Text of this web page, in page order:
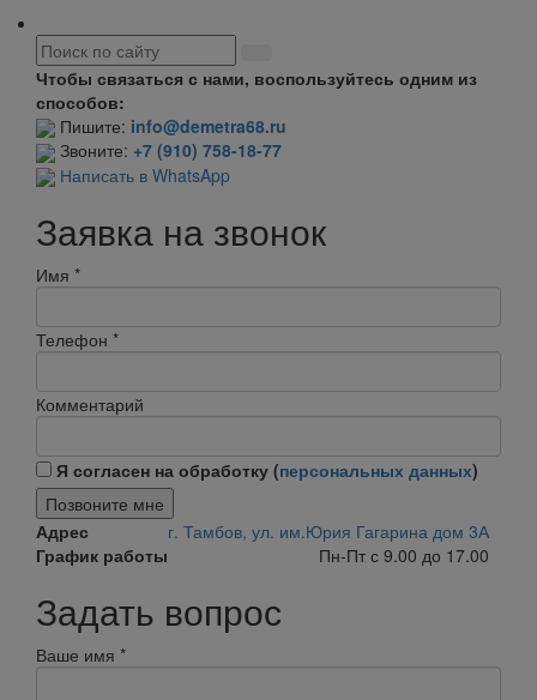
Чтобы связаться с нами, воспользуйтесь одним из
способов:
Пишите: info@demetra68.ru
Звоните: +7 (910) 758-18-77
Написать в WhatsApp
Заявка на звонок
Имя *
Телефон *
Комментарий
Я согласен на обработку (персональных данных)
Позвоните мне
Адрес
г. Тамбов, ул. им.Юрия Гагарина дом 3А
График работы
Пн-Пт с 9.00 до 17.00
Задать вопрос
Ваше имя *